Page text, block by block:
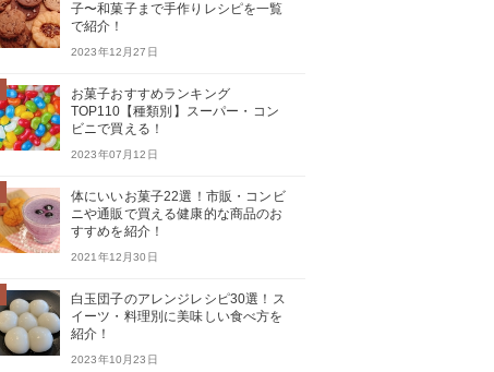
子〜和菓子まで手作りレシピを一覧
で紹介！
2023年12月27日
お菓子おすすめランキング
TOP110【種類別】スーパー・コン
ビニで買える！
2023年07月12日
体にいいお菓子22選！市販・コンビ
ニや通販で買える健康的な商品のお
すすめを紹介！
2021年12月30日
白玉団子のアレンジレシピ30選！ス
イーツ・料理別に美味しい食べ方を
紹介！
2023年10月23日